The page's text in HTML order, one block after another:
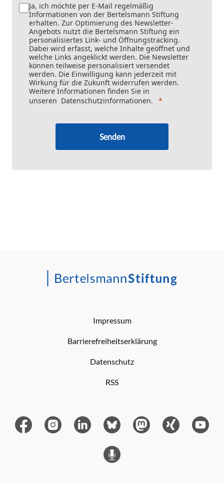
Ja, ich möchte per E-Mail regelmäßig
Informationen von der Bertelsmann Stiftung
erhalten. Zur Optimierung des Newsletter-
Angebots nutzt die Bertelsmann Stiftung ein
personalisiertes Link- und Öffnungstracking.
Dabei wird erfasst, welche Inhalte geöffnet und
welche Links angeklickt werden. Die Newsletter
können teilweise personalisiert versendet
werden. Die Einwilligung kann jederzeit mit
Wirkung für die Zukunft widerrufen werden.
Weitere Informationen finden Sie in
unseren Datenschutzinformationen.
Senden
Impressum
Barrierefreiheitserklärung
Datenschutz
RSS